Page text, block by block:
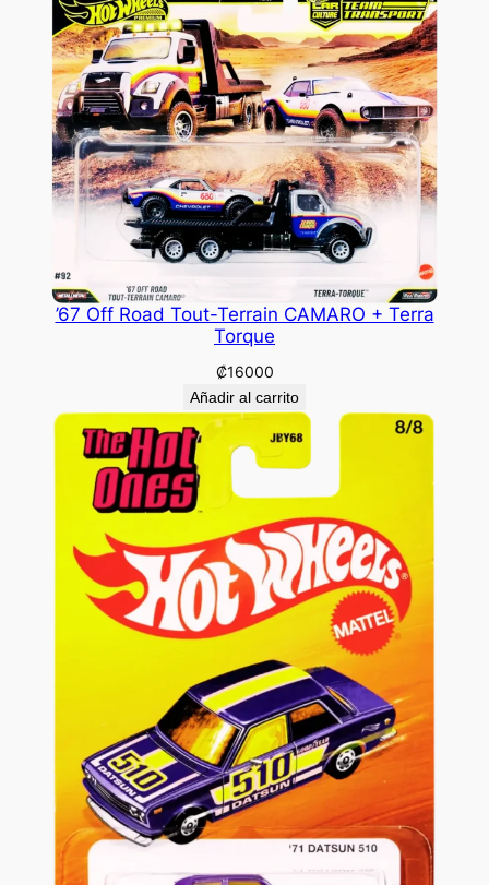
’67 Off Road Tout-Terrain CAMARO + Terra
Torque
₡16000
Añadir al carrito